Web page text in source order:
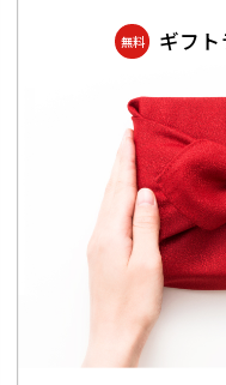
無料 ギフト